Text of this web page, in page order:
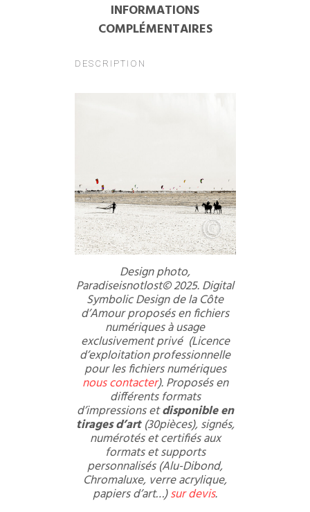
INFORMATIONS
COMPLÉMENTAIRES
DESCRIPTION
Design photo,
Paradiseisnotlost© 2025. Digital
Symbolic Design de la Côte
d’Amour proposés en fichiers
numériques à usage
exclusivement privé (Licence
d’exploitation professionnelle
pour les fichiers numériques
nous contacter). Proposés en
différents formats
d’impressions etdisponible en
tirages d’art(30pièces), signés,
numérotés et certifiés aux
formats et supports
personnalisés (Alu-Dibond,
Chromaluxe, verre acrylique,
papiers d’art…)sur devis.